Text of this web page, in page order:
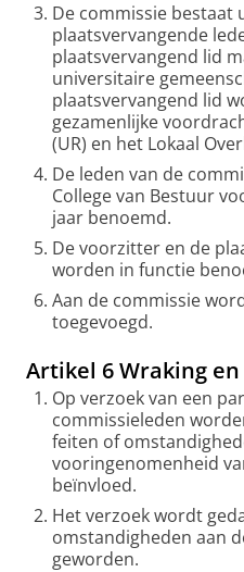
De commissie bestaat
plaatsvervangende
plaatsvervangend lid
universitaire
plaatsvervangend lid
gezamenlijke
(UR) en het Lokaal
De leden van de
College van Bestuur
jaar benoemd.
De voorzitter en de
worden in functie
Aan de commissie
toegevoegd.
Artikel 6 Wraking
Op verzoek van een
commissieleden
feiten of
vooringenomenheid
beïnvloed.
Het verzoek wordt
omstandigheden aan
geworden.